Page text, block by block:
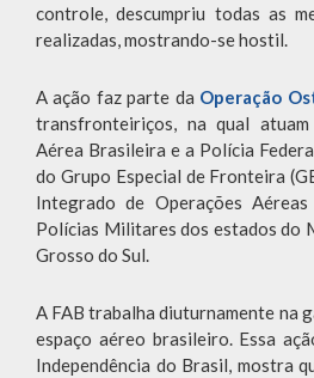
controle, descumpriu todas as
realizadas, mostrando-se hostil.
A ação faz parte da Operação
transfronteiriços, na qual
Aérea Brasileira e a Polícia
do Grupo Especial de Fronteira
Integrado de Operações
Polícias Militares dos estados do
Grosso do Sul.
A FAB trabalha diuturnamente na
espaço aéreo brasileiro. Essa
Independência do Brasil, mostra